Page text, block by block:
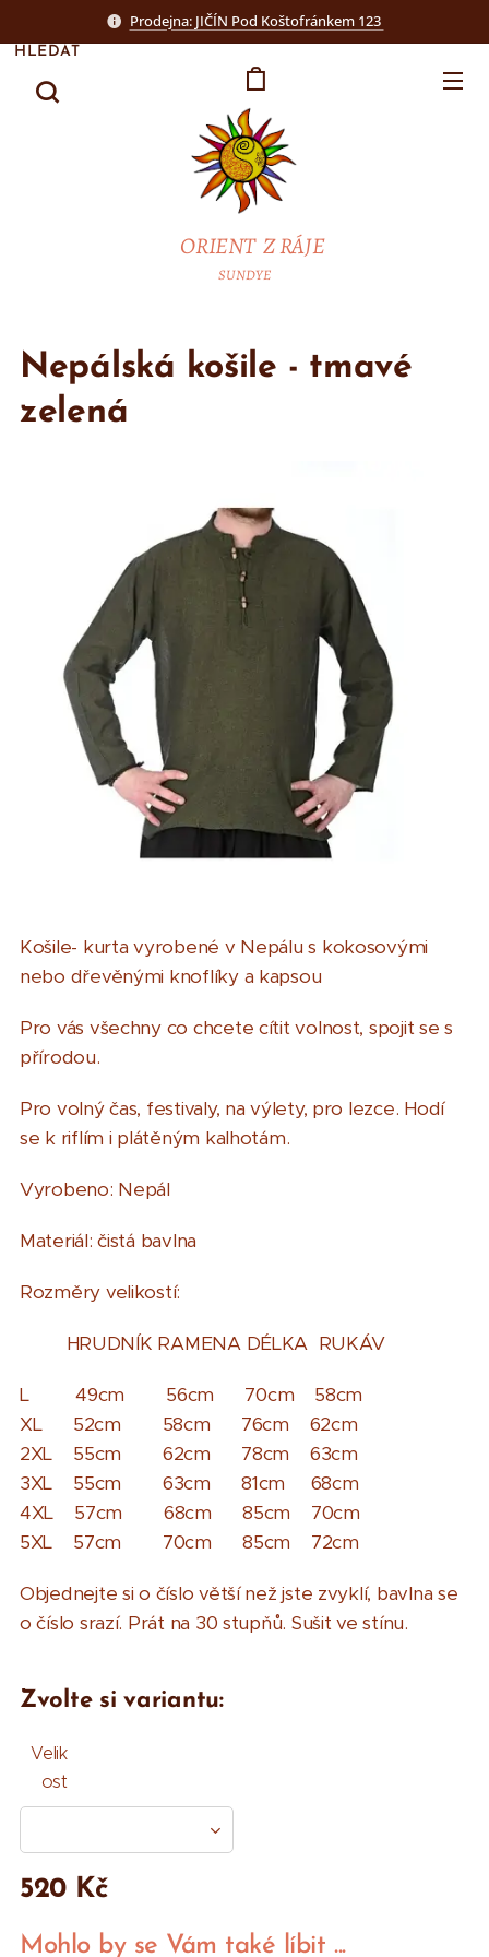
Prodejna: JIČÍN Pod Koštofránkem 123
ORIENT Z RÁJE
SUNDYE
HLEDAT
Nepálská košile - tmavé
zelená
Košile- kurta vyrobené v Nepálu s kokosovými
nebo dřevěnými knoflíky a kapsou
Pro vás všechny co chcete cítit volnost, spojit se s
přírodou.
Pro volný čas, festivaly, na výlety, pro lezce. Hodí
se k riflím i plátěným kalhotám.
Vyrobeno: Nepál
Materiál: čistá bavlna
Rozměry velikostí:
HRUDNÍK RAMENA DÉLKA RUKÁV
L 49cm 56cm 70cm 58cm
XL 52cm 58cm 76cm 62cm
2XL 55cm 62cm 78cm 63cm
3XL 55cm 63cm 81cm 68cm
4XL 57cm 68cm 85cm 70cm
5XL 57cm 70cm 85cm 72cm
Objednejte si o číslo větší než jste zvyklí, bavlna se
o číslo srazí. Prát na 30 stupňů. Sušit ve stínu.
Zvolte si variantu:
Velik
ost
520 Kč
Mohlo by se Vám také líbit ...